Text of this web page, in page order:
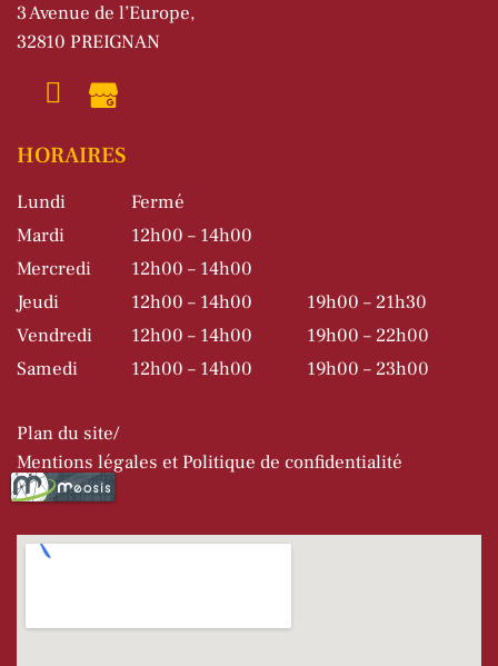
3 Avenue de l’Europe,
32810 PREIGNAN
HORAIRES
Lundi
Fermé
Mardi
12h00 – 14h00
Mercredi
12h00 – 14h00
Jeudi
12h00 – 14h00
19h00 – 21h30
Vendredi
12h00 – 14h00
19h00 – 22h00
Samedi
12h00 – 14h00 19h00 – 23h00
Plan du site
Mentions légales et Politique de confidentialité